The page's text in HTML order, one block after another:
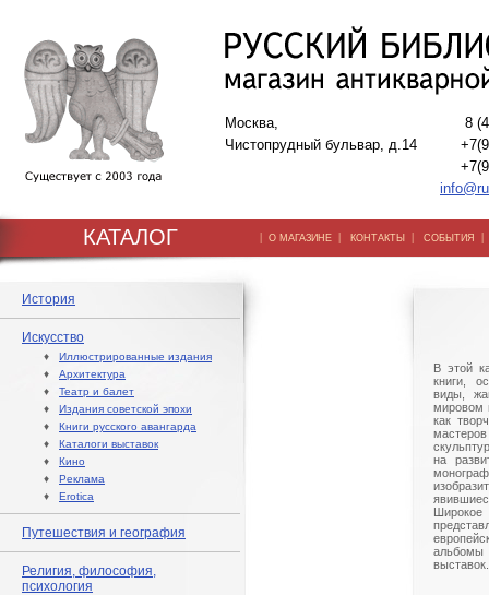
Москва,
Чистопрудный бульвар, д.14
8
КАТАЛОГ | О МАГАЗИНЕ | КОНТАКТЫ | СОБЫТИЯ
История
Искусство
♦ Иллюстрированные издания
♦ Архитектура
♦ Театр и балет
♦ Издания советской эпохи
♦ Книги русского авангарда
♦ Каталоги выставок
♦ Кино
♦ Реклама
♦ Erotica
Путешествия и география
Религия, философия,
психология
В этой
книги,
виды,
мировом
как
на
выставок.